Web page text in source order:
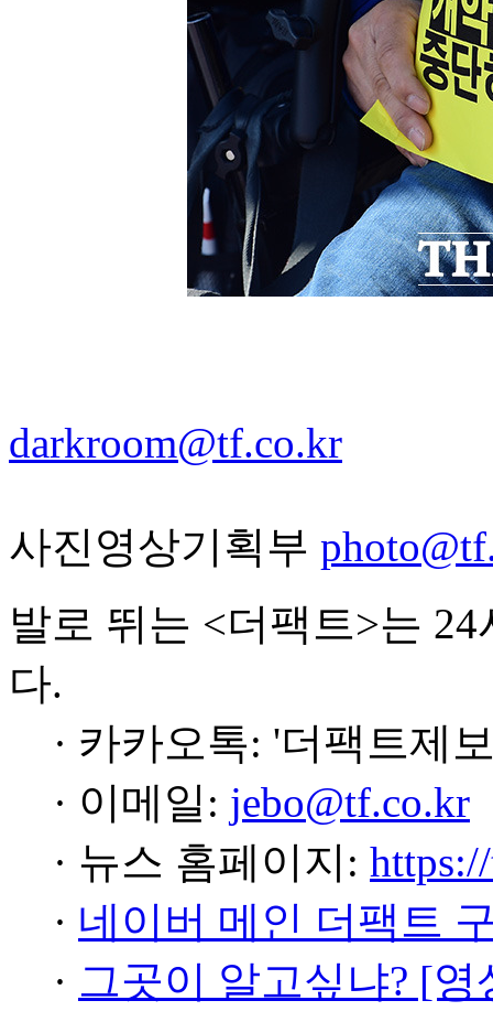
darkroom@tf.co.kr
사진영상기획부
발로 뛰는 <더팩트>는
다.
· 카카오톡: '더팩트제
· 이메일: jebo@tf.co.kr
· 뉴스 홈페이지:
· 네이버 메인 더팩트
· 그곳이 알고싶냐? [